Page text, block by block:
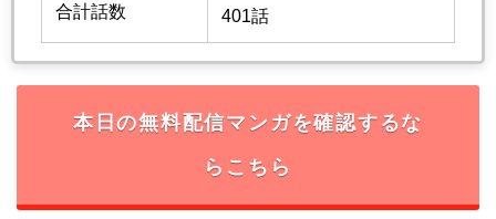
合計話数 401話
本日の無料配信マンガを確認するな
らこちら